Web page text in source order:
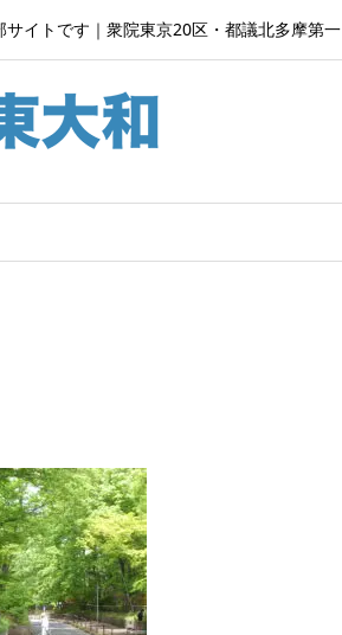
イトです｜衆院東京20区・都議北多摩第一